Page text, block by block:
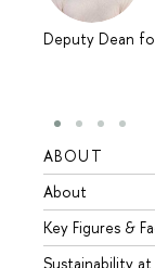
Deputy Dean
ABOUT
About
Key Figures &
Sustainability at